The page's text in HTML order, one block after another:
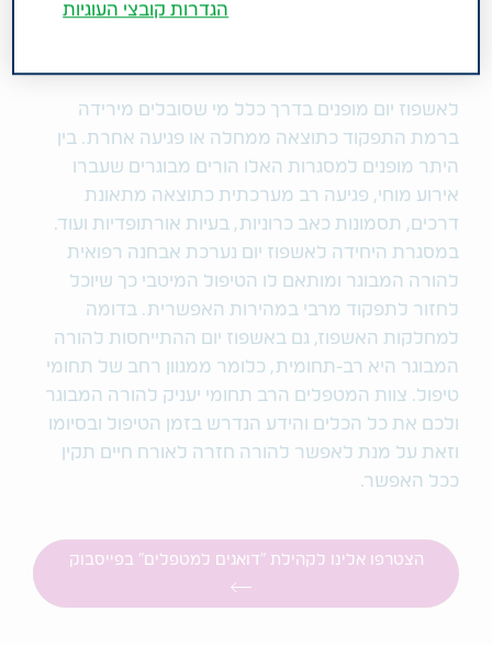
המבוגר לשמור ככל האפשר על שגרת חייו, תוך
לאשפוז יום מופנים בדרך כלל מי שסובלים מירידה
ברמת התפקוד כתוצאה ממחלה או פגיעה אחרת. בין
היתר מופנים למסגרות האלו הורים מבוגרים שעברו
אירוע מוחי, פגיעה רב מערכתית כתוצאה מתאונת
דרכים, תסמונות כאב כרוניות, בעיות אורתופדיות ועוד.
במסגרת היחידה לאשפוז יום נערכת אבחנה רפואית
להורה המבוגר ומותאם לו הטיפול המיטבי כך שיוכל
לחזור לתפקוד מרבי במהירות האפשרית. בדומה
למחלקות האשפוז, גם באשפוז יום ההתייחסות להורה
המבוגר היא רב-תחומית, כלומר ממגוון רחב של תחומי
טיפול. צוות המטפלים הרב תחומי יעניק להורה המבוגר
ולכם את כל הכלים והידע הנדרש בזמן הטיפול ובסיומו
וזאת על מנת לאפשר להורה חזרה לאורח חיים תקין
ככל האפשר.
הצטרפו אלינו לקהילת "דואגים למטפלים" בפייסבוק
הגדרות קובצי העוגיות